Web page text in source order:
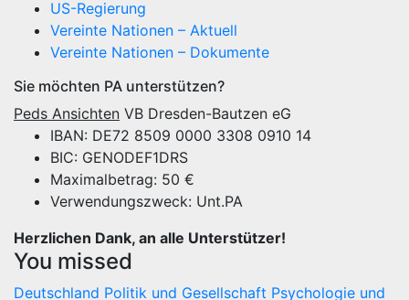
US-Regierung
Vereinte Nationen – Aktuell
Vereinte Nationen – Dokumente
Sie möchten PA unterstützen?
Peds Ansichten VB Dresden-Bautzen eG
IBAN: DE72 8509 0000 3308 0910 14
BIC: GENODEF1DRS
Maximalbetrag: 50 €
Verwendungszweck: Unt.PA
Herzlichen Dank, an alle Unterstützer!
You missed
Deutschland Politik und Gesellschaft Psychologie und